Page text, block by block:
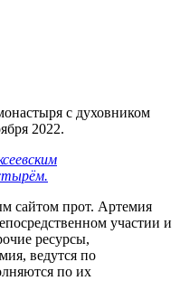
с духовником
2022.
сайтом прот. Артемия
участии и
ресурсы,
ведутся по
по их